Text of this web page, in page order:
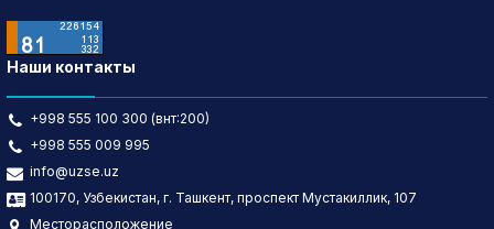
Наши контакты
+998 555 100 300 (внт:200)
+998 555 009 995
info@uzse.uz
100170, Узбекистан, г. Ташкент, проспект Мустакиллик, 107
Месторасположение